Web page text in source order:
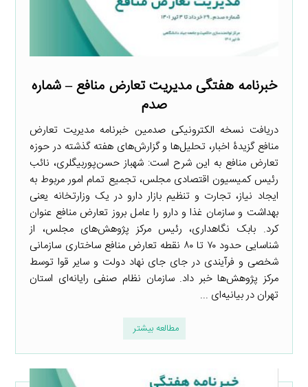
خبرنامه هفتگی مدیریت تعارض منافع – شماره
صدم
دریافت نسخه الکترونیکی صدمین خبرنامه مدیریت تعارض
منافع گزیدۀ اخبار، تحلیل‌ها و گزارش‌های هفته گذشته در حوزه
تعارض منافع به این شرح است: شهباز حسن‌پوربیگلری، نائب
رئیس کمیسیون اقتصادی مجلس، تجمیع تمام امور مربوط به
ایجاد نیاز، تجارت و تنظیم بازار دارو در یک وزارتخانه یعنی
بهداشت و سازمان غذا و دارو را عامل بروز تعارض منافع عنوان
کرد. بابک نگاهداری، رئیس مرکز پژوهش‌های مجلس، از
شناسایی حدود ۷۰ تا ۸۰ نقطه تعارض منافع ساختاری سازمانی
شخصی و فرآیندی در جای جای نهاد دولت و سایر قوا توسط
مرکز پژوهش‌ها خبر داد. سازمان نظام صنفی رایانه‌ای استان
تهران در بیانیه‌ای ...
مطالعه بیشتر